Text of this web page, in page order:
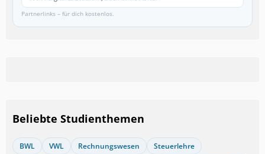
Partnerlinks – für dich kostenlos.
Beliebte Studienthemen
BWL VWL Rechnungswesen
Steuerlehre